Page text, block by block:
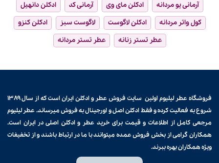
آرمانی یو مردانه
ادکلن مای وی آرمانی کد
ادکلن دانهیل
کول واتر مردانه
ادکلن لاگوست لاگوست سبز
ادکلن کنزو
عطر تستر زنانه
عطر تستر مردانه
فروشگاه عطر لیلیوم اولین سایت فروشعطر و ادکلن
ایران است که از سال ۱۳۸۹
شروع به فعالیت کرده و فقط ادکلن اصل و اورجینال به فروش میرساند. عطر لیلیوم
مرجعی کامل از اطلاعات و قیمت برایخرید عطر و ادکلن اصلی در ایران است.
همکاران گرامی از بخش فروش عمده میتوانند با ما در ارتباط باشند و از تخفیفات
ویژه همکاران بهره ببرند.